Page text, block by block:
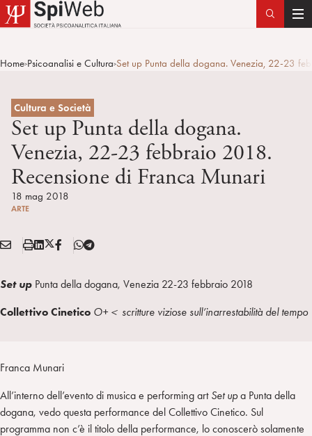
T
g
Home>Psicoanalisi e Cultura>Set up Punta della dogana. Venezia, 22-23
Cultura e Società
Set up Punta della dogana.
Venezia, 22-23 febbraio 2018.
Recensione di Franca Munari
18 mag 2018
ARTE
Condividi:
E
A
L
S
m
p
L
n
e
n
X
i
F
T
g
Set up Punta della dogana, Venezia 22-23 febbraio 2018
Collettivo Cinetico O+＜ scritture viziose sull’inarrestabilità del tempo
Franca Munari
All’interno dell’evento di musica e performing art Set upa Punta della
dogana, vedo questa performance del Collettivo Cinetico. Sul
programma non c’è il titolo della performance, lo conoscerò solamente